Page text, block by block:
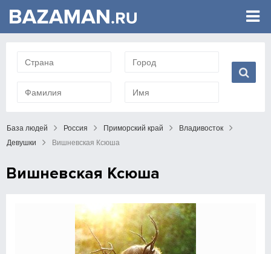
База людей Россия Приморский край
Владивосток
Девушки
Вишневская Ксюша
Вишневская Ксюша